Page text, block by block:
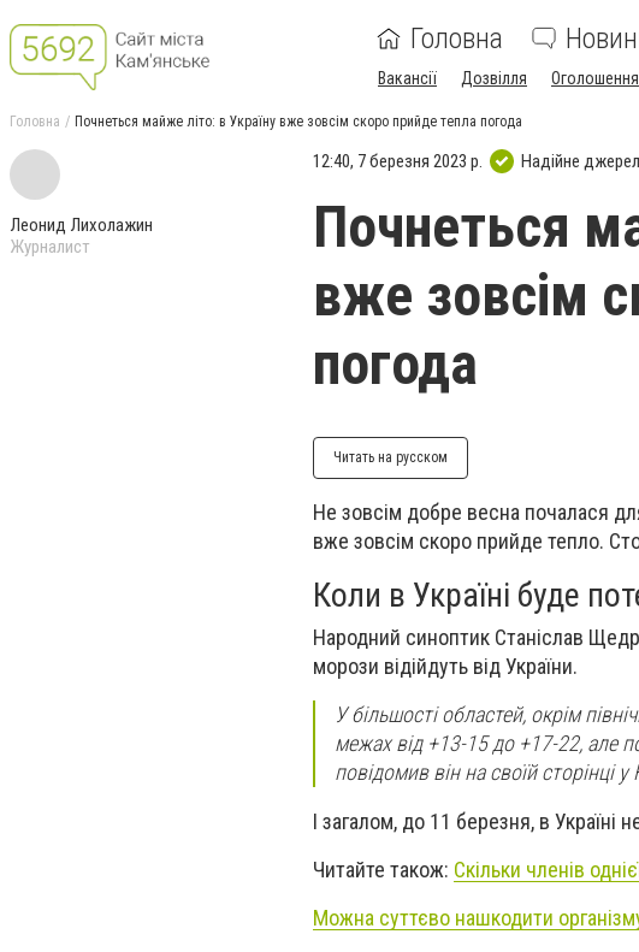
Головна
Вакансії Дозвілля Оголошення
Головна Почнеться майже літо: в Україну вже зовсім скоро прийде тепла погода
Леонид Лихолажин
Журналист
12:40, 7 березня 2023 р. Надійне
Почнеться
вже зовсім
погода
Читать на русском
Не зовсім добре весна почалася
вже зовсім скоро прийде тепло.
Коли в Україні буде
Народний синоптик Станіслав
морози відійдуть від України.
У більшості областей, окрім
межах від +13-15 до +17-22, але
повідомив він на своїй сторінці у
І загалом, до 11 березня, в Україні
Читайте також: Скільки членів
Можна суттєво нашкодити